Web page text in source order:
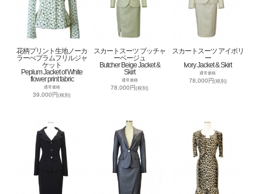
花柄プリント生地ノーカ
ラーぺプラムフリルジャ
ケット
Peplum Jacket of White
flower print fabric
通常価格
39,000円(税別)
スカートスーツ ブッチャ
ーベージュ
Butcher Beige Jacket &
Skirt
通常価格
78,000円(税別)
スカートスーツ アイボリ
ー
Ivory Jacket & Skirt
通常価格
78,000円(税別)